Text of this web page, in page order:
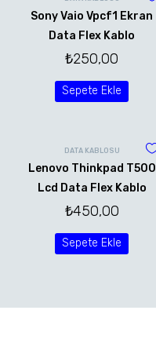
Sony Vaio Vpcf1 Ekran
Data Flex Kablo
₺250,00
Sepete Ekle
DATA KABLOSU
Lenovo Thinkpad T500
Lcd Data Flex Kablo
₺450,00
Sepete Ekle